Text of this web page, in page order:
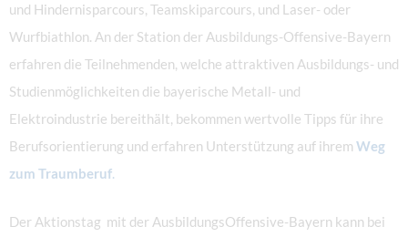
und Hindernisparcours, Teamskiparcours, und Laser- oder
Wurfbiathlon. An der Station der Ausbildungs-Offensive-Bayern
erfahren die Teilnehmenden, welche attraktiven Ausbildungs- und
Studienmöglichkeiten die bayerische Metall- und
Elektroindustrie bereithält, bekommen wertvolle Tipps für ihre
Berufsorientierung und erfahren Unterstützung auf ihrem Weg
zum Traumberuf.
Der Aktionstag mit der AusbildungsOffensive-Bayern kann bei